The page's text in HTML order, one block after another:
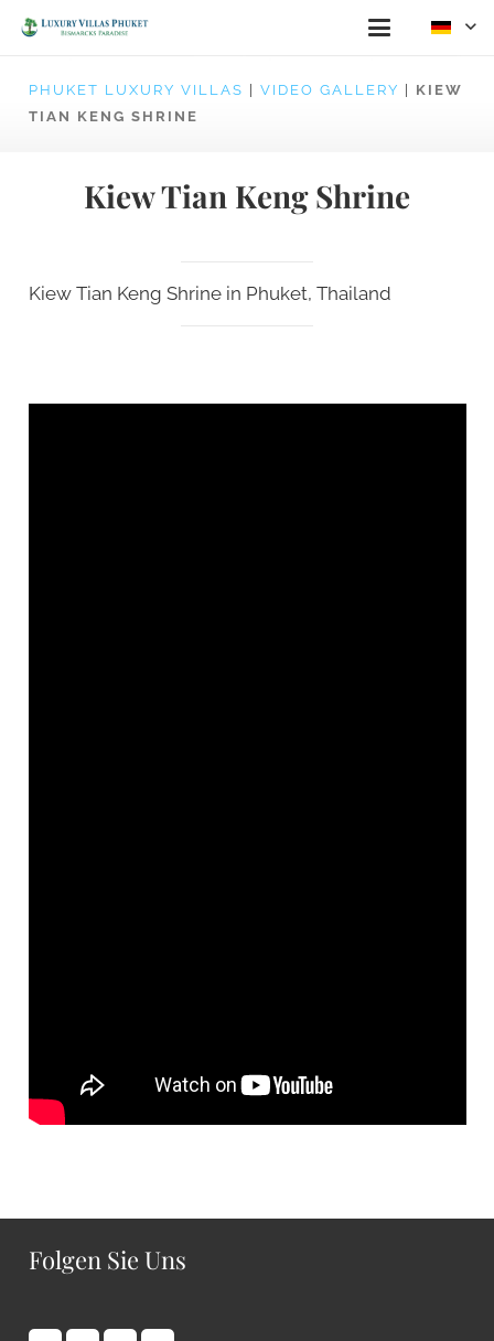
PHUKET LUXURY VILLAS VIDEO GALLERY
KIEW
TIAN KENG SHRINE
Kiew Tian Keng Shrine
Kiew Tian Keng Shrine in Phuket, Thailand
Folgen Sie Uns